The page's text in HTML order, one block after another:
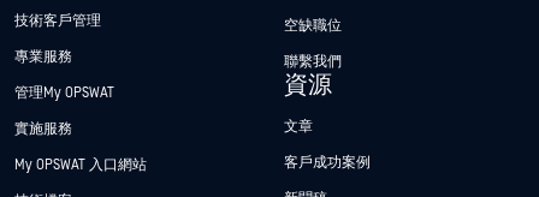
技術客戶管理
專業服務
管理My OPSWAT
實施服務
My OPSWAT 入口網站
空缺職位
聯繫我們
資源
文章
客戶成功案例